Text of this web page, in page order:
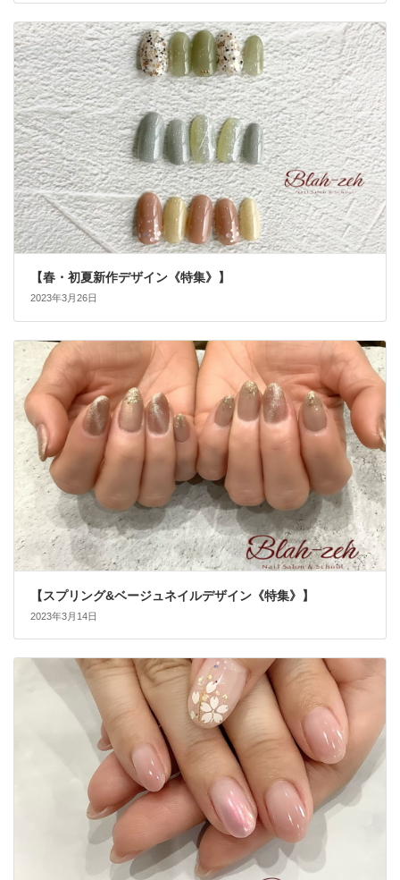
【春・初夏新作デザイン《特集》】
2023年3月26日
【スプリング&ベージュネイルデザイン《特集》】
2023年3月14日